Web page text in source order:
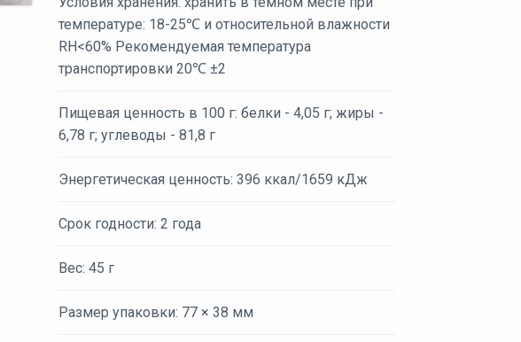
температуре: 18-25℃ и относительной влажности
RH<60% Рекомендуемая температура
транспортировки 20℃ ±2
Пищевая ценность в 100 г: белки - 4,05 г; жиры -
6,78 г; углеводы - 81,8 г
Энергетическая ценность: 396 ккал/1659 кДж
Срок годности: 2 года
Вес: 45 г
Размер упаковки: 77 × 38 мм